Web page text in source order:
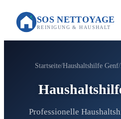
SOS NETTOYAGE
REINIGUNG & HAUSHALT
Startseite Haushaltshilfe Genf
Professionelle